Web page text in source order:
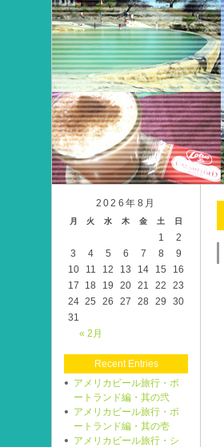
2026年8月
月 火 水 木 金 土 日
« 2月
1
2
3
4 5 6 7 8
9
10
11 12 13 14 15
16
17
18 19 20 21 22
23
24 25 26 27 28 29
30
31
Recent Entries
アメリカビール旅行・ポ
ートランド編・其の弐
アメリカビール旅行・ポ
ートランド編・其の壱
アメリカビール旅行・シ